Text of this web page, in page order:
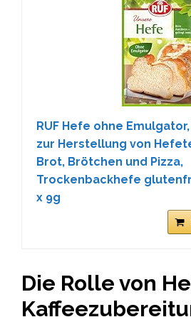
RUF Hefe ohne
zur Herstellung von
Brot, Brötchen und Pizza,
Trockenbackhefe
x 9g
Die Rolle von